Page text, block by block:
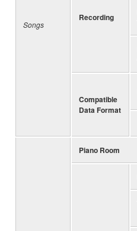
Songs
Recording
Compatible
Data Format
Piano Room